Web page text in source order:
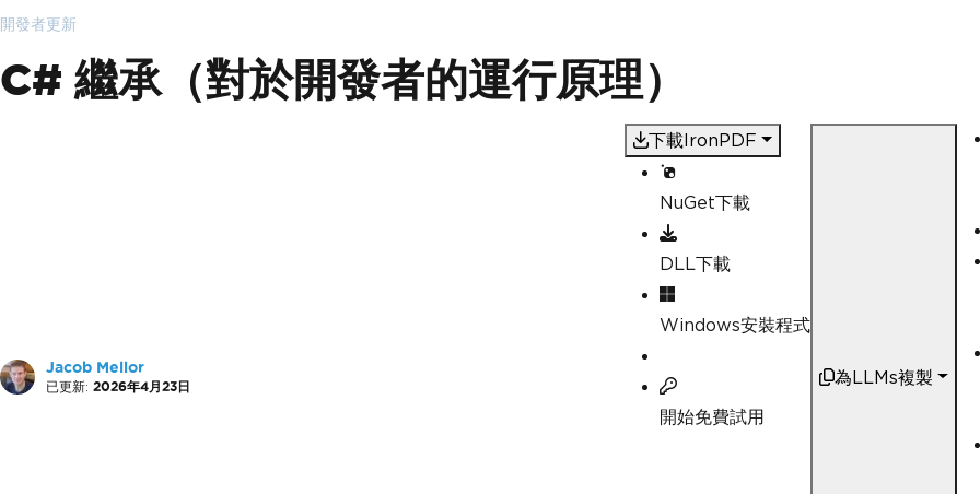
開發者更新
C# 繼承（對於開發者的運行原理）
Jacob Mellor
已更新: 2026年4月23日
下載IronPDF
NuGet下載
DLL下載
Windows安裝程式
開始免費試用
為LLMs複製